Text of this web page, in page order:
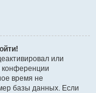
или
конференции
время не
базы данных. Если